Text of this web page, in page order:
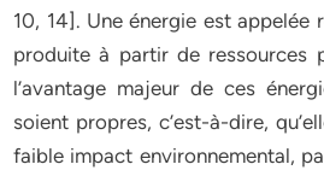
10, 14]. Une énergie est appelée
produite à partir de ressources
l’avantage majeur de ces
soient propres, c’est-à-dire,
faible impact environnemental,